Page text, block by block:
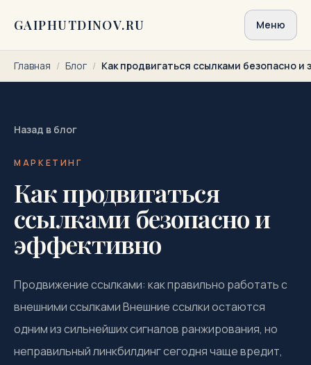
GAIPHUTDINOV.RU Меню
Главная / Блог / Как продвигаться ссылками безопасно
Назад в блог
МАРКЕТИНГ
Как продвигаться
ссылками безопасно и
эффективно
Продвижение ссылками: как правильно работать с
внешними ссылками Внешние ссылки остаются
одним из сильнейших сигналов ранжирования, но
неправильный линкбилдинг сегодня чаще вредит,